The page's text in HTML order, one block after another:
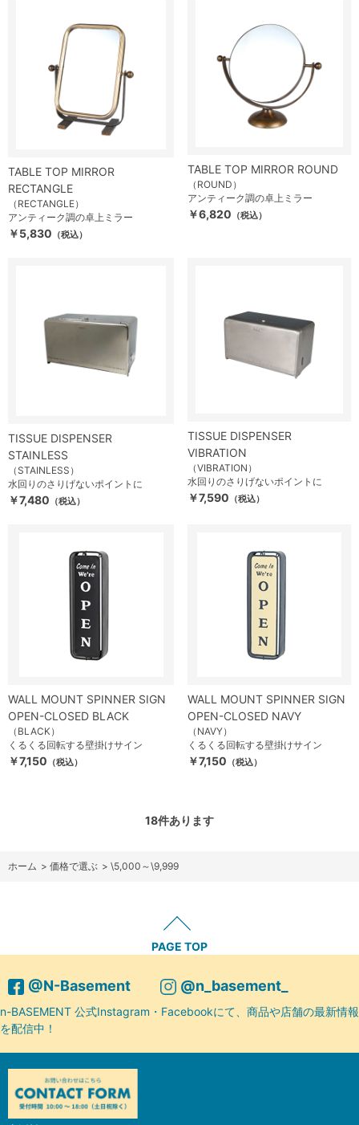
TABLE TOP MIRROR
RECTANGLE
（RECTANGLE）
アンティーク調の卓上ミラー
￥5,830 （税込）
TABLE TOP MIRROR ROUND
（ROUND）
アンティーク調の卓上ミラー
￥6,820 （税込）
TISSUE DISPENSER
STAINLESS
（STAINLESS）
水回りのさりげないポイントに
￥7,480 （税込）
TISSUE DISPENSER
VIBRATION
（VIBRATION）
水回りのさりげないポイントに
￥7,590 （税込）
WALL MOUNT SPINNER SIGN
OPEN-CLOSED BLACK
（BLACK）
くるくる回転する壁掛けサイン
￥7,150 （税込）
WALL MOUNT SPINNER SIGN
OPEN-CLOSED NAVY
（NAVY）
くるくる回転する壁掛けサイン
￥7,150 （税込）
18件あります
ホーム > 価格で選ぶ > \5,000～\9,999
PAGE TOP
@N-Basement @n_basement_
n-BASEMENT 公式Instagram・Facebookにて、商品や店舗の最新情報
を配信中！